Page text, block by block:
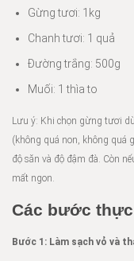
Gừng tươi: 1kg
Chanh tươi: 1 quả
Đường trắng: 500g
Muối: 1 thìa to
Lưu ý: Khi chọn gừng tươi
(không quá non, không quá
độ săn và độ đậm đà. Còn
mất ngon.
Các bước
Bước 1: Làm sạch vỏ và